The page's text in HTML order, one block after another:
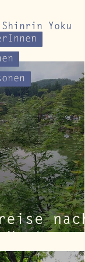
Shinrin Yoku
nach